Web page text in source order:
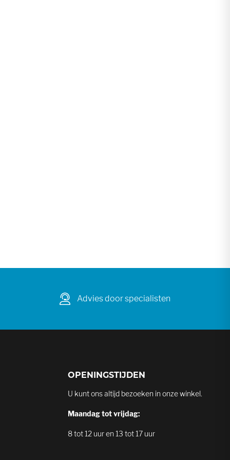
Advies door specialisten
OPENINGSTIJDEN
U kunt ons altijd bezoeken in onze winkel.
Maandag tot vrijdag:
8 tot 12 uur en 13 tot 17 uur